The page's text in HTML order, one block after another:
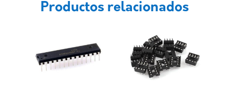
Productos relacionados